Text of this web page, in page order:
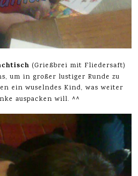
(Grießbrei mit Fliedersaft)
um in großer lustiger Runde zu
ein wuselndes Kind, was weiter
auspacken will. ^^